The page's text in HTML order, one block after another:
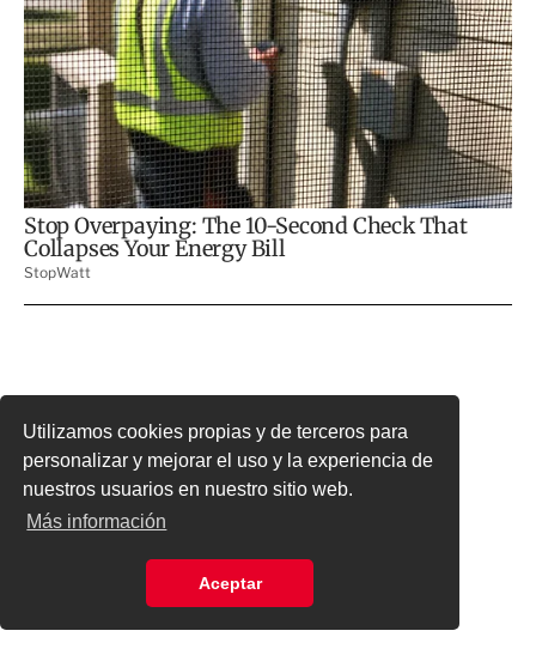
Utilizamos cookies propias y de terceros para
personalizar y mejorar el uso y la experiencia de
nuestros usuarios en nuestro sitio web.
Más información
Aceptar